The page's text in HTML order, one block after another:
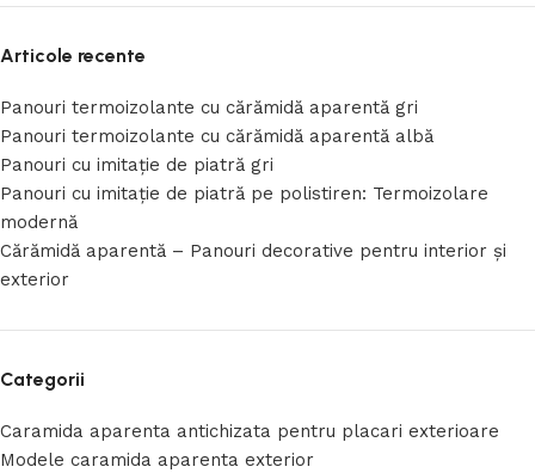
Articole recente
Panouri termoizolante cu cărămidă aparentă gri
Panouri termoizolante cu cărămidă aparentă albă
Panouri cu imitație de piatră gri
Panouri cu imitație de piatră pe polistiren: Termoizolare
modernă
Cărămidă aparentă – Panouri decorative pentru interior și
exterior
Categorii
Caramida aparenta antichizata pentru placari exterioare
Modele caramida aparenta exterior